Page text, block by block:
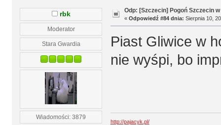
rbk
Moderator
Stara Gwardia
Wiadomości: 3879
Odp: [Szczecin] Pogoń Szczecin
« Odpowiedź #84 dnia: Sierpnia 10,
Piast Gliwice w
nie wyśpi, bo
http://pajacyk.pl/